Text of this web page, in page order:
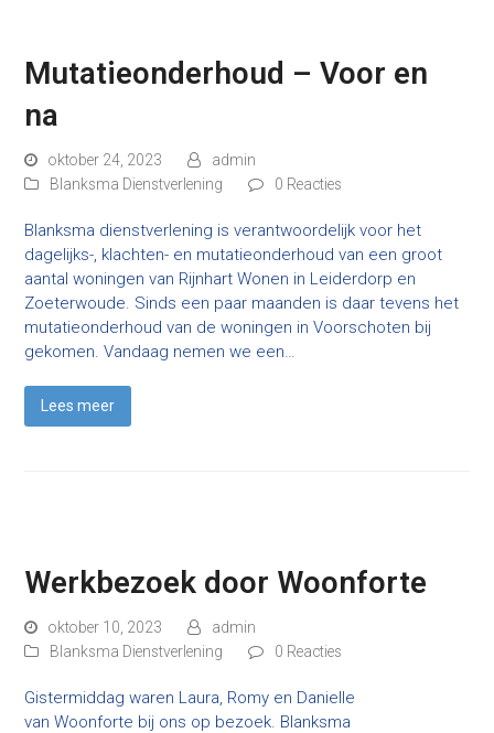
Mutatieonderhoud – Voor en
na
oktober 24, 2023
admin
Blanksma Dienstverlening
0 Reacties
Blanksma dienstverlening is verantwoordelijk voor het
dagelijks-, klachten- en mutatieonderhoud van een groot
aantal woningen van Rijnhart Wonen in Leiderdorp en
Zoeterwoude. Sinds een paar maanden is daar tevens het
mutatieonderhoud van de woningen in Voorschoten bij
gekomen. Vandaag nemen we een…
Lees meer
Werkbezoek door Woonforte
oktober 10, 2023
admin
Blanksma Dienstverlening
0 Reacties
Gistermiddag waren Laura, Romy en Danielle
van Woonforte bij ons op bezoek. Blanksma